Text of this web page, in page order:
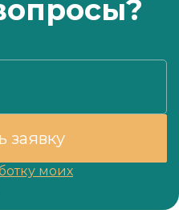
заявку
моих